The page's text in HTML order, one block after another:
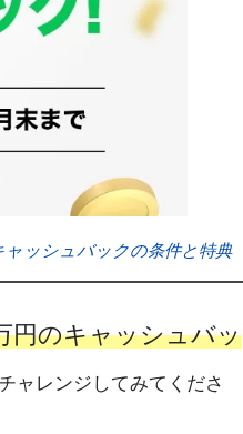
ャッシュバックの条件と特典
円のキャッシュバッ
ャレンジしてみてくださ